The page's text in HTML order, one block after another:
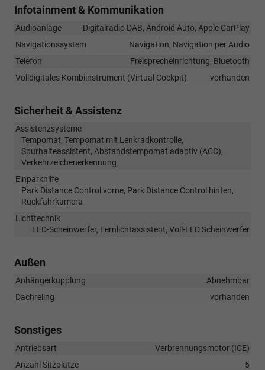
Infotainment & Kommunikation
Audioanlage
Digitalradio DAB, Android Auto, Apple CarPlay
Navigationssystem
Navigation, Navigation per Audio
Telefon
Freisprecheinrichtung, Bluetooth
Volldigitales Kombiinstrument (Virtual Cockpit)
vorhanden
Sicherheit & Assistenz
Assistenzsysteme
Tempomat, Tempomat mit Lenkradkontrolle,
Spurhalteassistent, Abstandstempomat adaptiv (ACC),
Verkehrzeichenerkennung
Einparkhilfe
Park Distance Control vorne, Park Distance Control hinten,
Rückfahrkamera
Lichttechnik
LED-Scheinwerfer, Fernlichtassistent, Voll-LED Scheinwerfer
Außen
Anhängerkupplung
Abnehmbar
Dachreling
vorhanden
Sonstiges
Antriebsart
Verbrennungsmotor (ICE)
Anzahl Sitzplätze
5